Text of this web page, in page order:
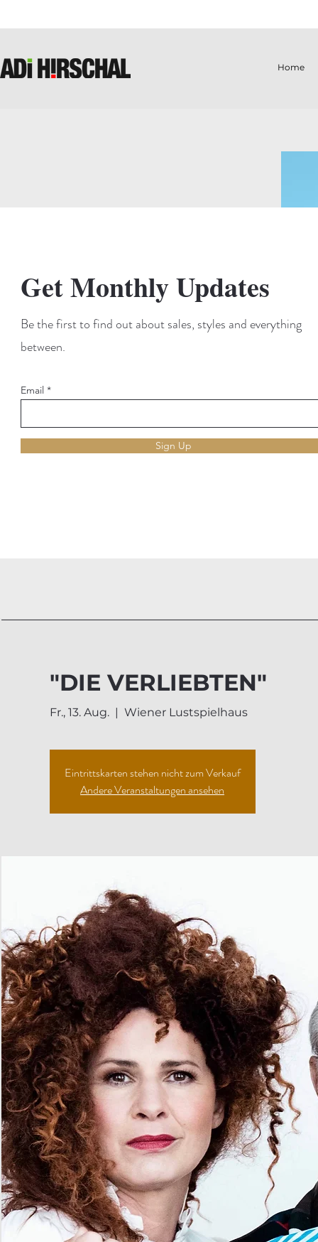
Home
Get Monthly Updates
Be the first to find out about sales, styles and everything
between.
Email
Sign Up
"DIE VERLIEBTEN"
Fr., 13. Aug.
  |
Wiener Lustspielhaus
Eintrittskarten stehen nicht zum Verkauf
Andere Veranstaltungen ansehen